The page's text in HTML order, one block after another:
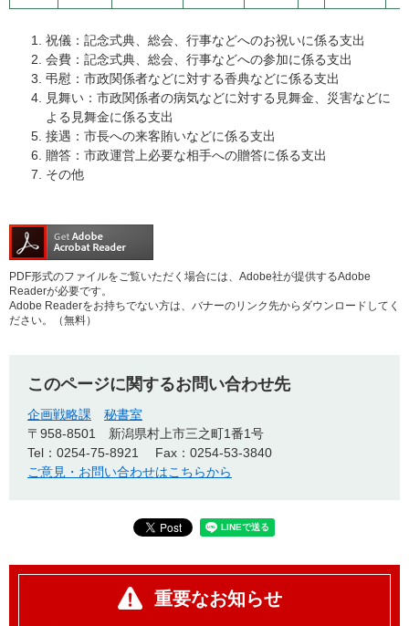
祝儀：記念式典、総会、行事などへのお祝いに係る支出
会費：記念式典、総会、行事などへの参加に係る支出
弔慰：市政関係者などに対する香典などに係る支出
見舞い：市政関係者の病気などに対する見舞金、災害などに
よる見舞金に係る支出
接遇：市長への来客賄いなどに係る支出
贈答：市政運営上必要な相手への贈答に係る支出
その他
PDF形式のファイルをご覧いただく場合には、Adobe社が提供するAdobe
Readerが必要です。
Adobe Readerをお持ちでない方は、バナーのリンク先からダウンロードしてく
ださい。（無料）
このページに関するお問い合わせ先
企画戦略課
秘書室
〒958-8501
新潟県村上市三之町1番1号
Tel：0254-75-8921
Fax：0254-53-3840
ご意見・お問い合わせはこちらから
重要なお知らせ